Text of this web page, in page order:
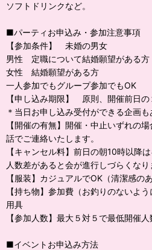
ソフトドリンクなど。
■パーティお申込み・参加注意事項
【参加条件】 未婚の男女
男性 定職について結婚願望がある方
女性 結婚願望がある方
一人参加でもグループ参加でもOK
【申し込み期限】 原則、開催前日の
＊当日お申し込み受付ができる企画
【開催の有無】開催・中止いずれの
話でご連絡いたします。
【キャンセル料】前日の朝10時以降
人数差があると会が進行しづらくな
【服装】カジュアルでOK（清潔感の
【持ち物】参加費（お釣りのないよ
用具
【参加人数】最大５対５で最低開催
■イベントお申込み方法